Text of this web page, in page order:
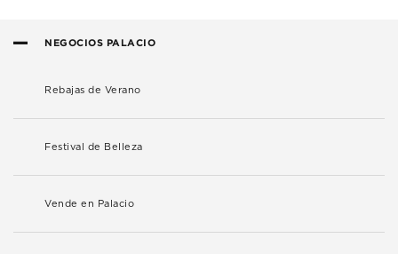
NEGOCIOS PALACIO
Rebajas de Verano
Festival de Belleza
Vende en Palacio